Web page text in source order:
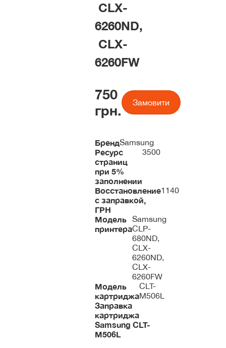
CLX-
6260ND,
CLX-
6260FW
750
грн.
Замовити
БрендSamsung
Ресурс
страниц
при 5%
заполнении
3500
Восстановление
с заправкой,
ГРН
1140
Модель
принтера
Samsung
CLP-
680ND,
CLX-
6260ND,
CLX-
6260FW
Модель
картриджа
CLT-
M506L
Заправка
картриджа
Samsung CLT-
M506L